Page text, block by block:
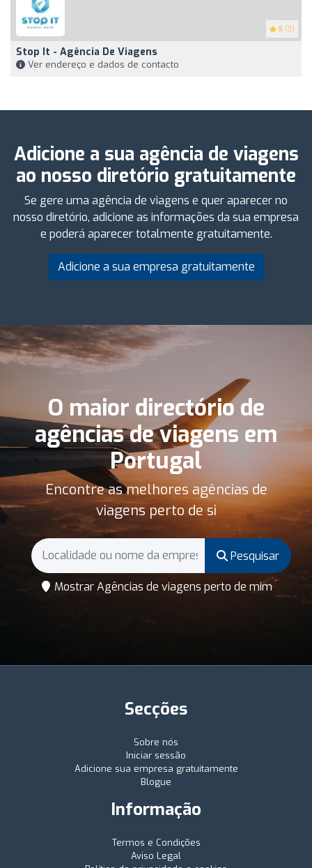
5 (3)
Stop It - Agência De Viagens
Ver endereço e dados de contacto
Adicione a sua agência de viagens
ao nosso diretório gratuitamente
Se gere uma agência de viagens e quer aparecer no
nosso diretório, adicione as informações da sua empresa
e poderá aparecer totalmente gratuitamente.
Adicione a sua empresa gratuitamente
O maior directório de
agências de viagens em
Portugal
Encontre as melhores agências de
viagens perto de si
Pesquisar
Mostrar Agências de viagens perto de mim
Secções
Sobre nós
Iniciar sessão
Adicione sua empresa gratuitamente
Blogue
Informação
Termos e Condições
Aviso Legal